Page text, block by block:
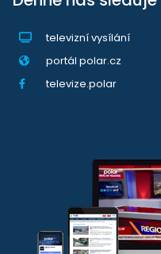
televizní vysílání
portál polar.cz
televize.polar